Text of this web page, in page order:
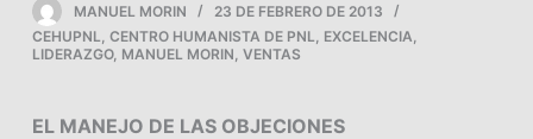
o
n
MANUEL MORIN
23 DE FEBRERO DE 2013
CEHUPNL, CENTRO HUMANISTA DE PNL, EXCELENCIA,
LIDERAZGO, MANUEL MORIN, VENTAS
EL MANEJO DE LAS OBJECIONES